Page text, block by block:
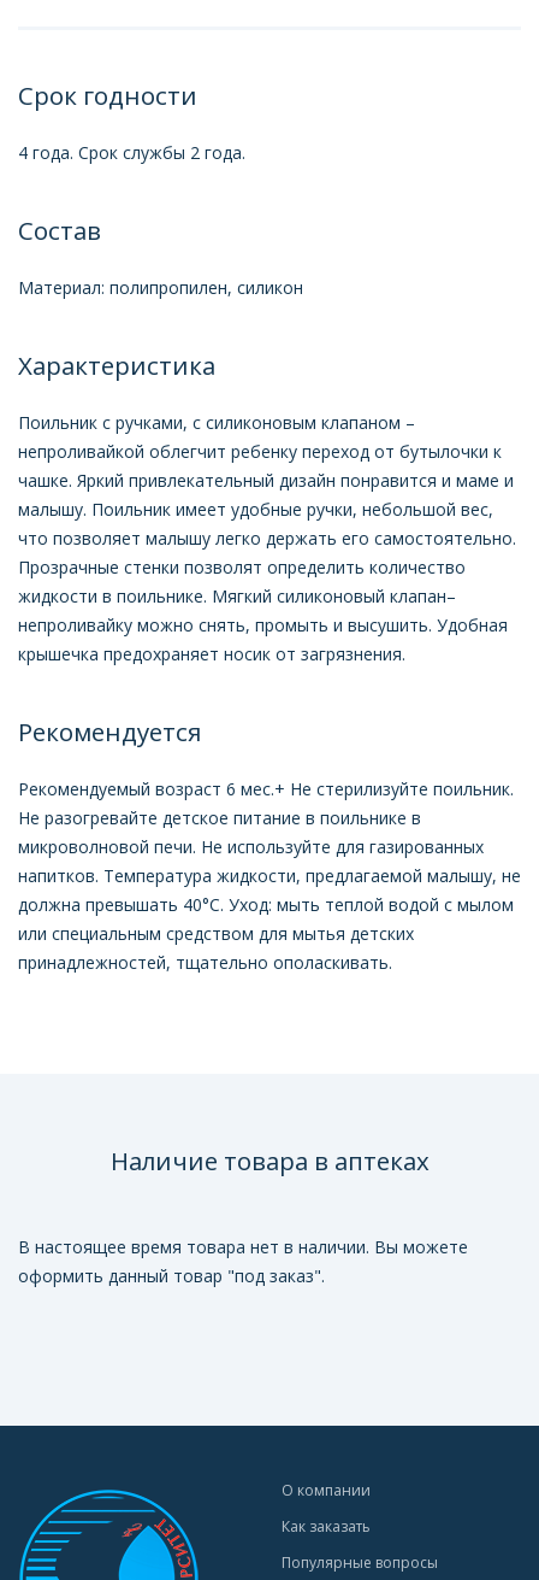
Срок годности
4 года. Срок службы 2 года.
Состав
Материал: полипропилен, силикон
Характеристика
Поильник с ручками, с силиконовым клапаном –
непроливайкой облегчит ребенку переход от бутылочки к
чашке. Яркий привлекательный дизайн понравится и маме и
малышу. Поильник имеет удобные ручки, небольшой вес,
что позволяет малышу легко держать его самостоятельно.
Прозрачные стенки позволят определить количество
жидкости в поильнике. Мягкий силиконовый клапан–
непроливайку можно снять, промыть и высушить. Удобная
крышечка предохраняет носик от загрязнения.
Рекомендуется
Рекомендуемый возраст 6 мес.+ Не стерилизуйте поильник.
Не разогревайте детское питание в поильнике в
микроволновой печи. Не используйте для газированных
напитков. Температура жидкости, предлагаемой малышу, не
должна превышать 40°С. Уход: мыть теплой водой с мылом
или специальным средством для мытья детских
принадлежностей, тщательно ополаскивать.
Наличие товара в аптеках
В настоящее время товара нет в наличии. Вы можете
оформить данный товар "под заказ".
О компании
Как заказать
Популярные вопросы